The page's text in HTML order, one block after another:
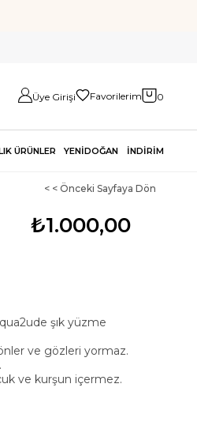
Üye Girişi Favorilerim 0
ÜRÜNLER YENİDOĞAN İNDİRİM
< < Önceki Sayfaya Dön
₺1.000,00
şık yüzme
ve gözleri yormaz.
ve kurşun içermez.